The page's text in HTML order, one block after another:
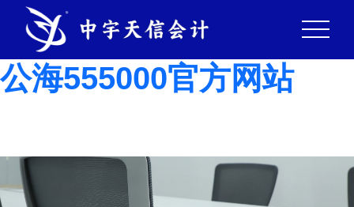
公海555000kk线路检测-
公海555000官方网站